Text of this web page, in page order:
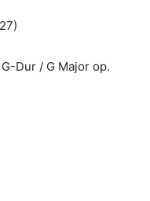
Dur / G Major op.